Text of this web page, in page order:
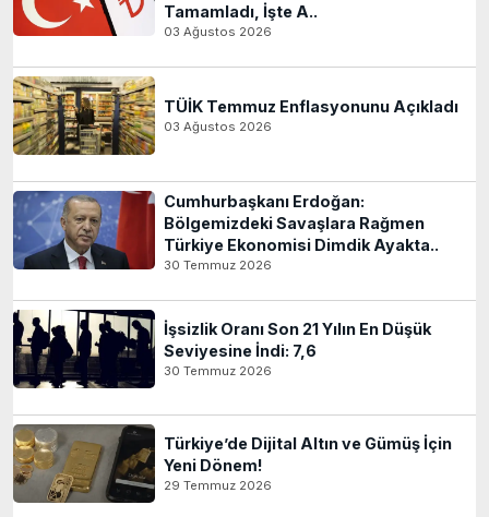
Tamamladı, İşte A..
03 Ağustos 2026
TÜİK Temmuz Enflasyonunu Açıkladı
03 Ağustos 2026
Cumhurbaşkanı Erdoğan:
Bölgemizdeki Savaşlara Rağmen
Türkiye Ekonomisi Dimdik Ayakta..
30 Temmuz 2026
İşsizlik Oranı Son 21 Yılın En Düşük
Seviyesine İndi: 7,6
30 Temmuz 2026
Türkiye’de Dijital Altın ve Gümüş İçin
Yeni Dönem!
29 Temmuz 2026